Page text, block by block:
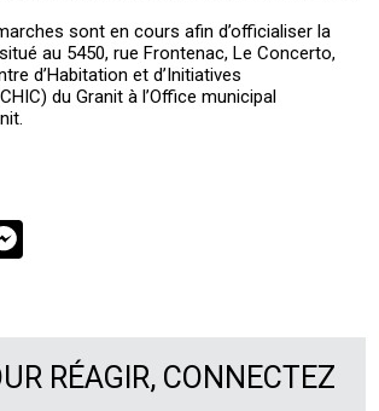
sont en cours afin d’officialiser la
au 5450, rue Frontenac, Le Concerto,
d’Habitation et d’Initiatives
du Granit à l’Office municipal
RÉAGIR, CONNECTEZ